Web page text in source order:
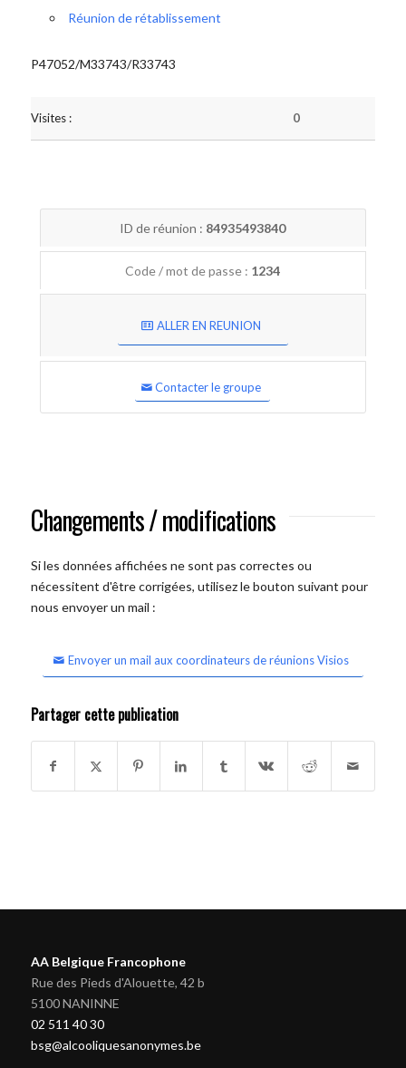
Réunion de rétablissement
P47052/M33743/R33743
Visites : 0
ID de réunion : 84935493840
Code / mot de passe : 1234
ALLER EN REUNION
Contacter le groupe
Changements / modifications
Si les données affichées ne sont pas correctes ou
nécessitent d'être corrigées, utilisez le bouton suivant pour
nous envoyer un mail :
Envoyer un mail aux coordinateurs de réunions Visios
Partager cette publication
AA Belgique Francophone
Rue des Pieds d'Alouette, 42 b
5100 NANINNE
02 511 40 30
bsg@alcooliquesanonymes.be